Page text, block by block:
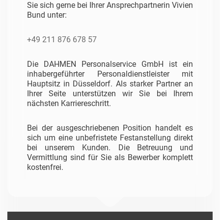
Sie sich gerne bei Ihrer Ansprechpartnerin Vivien
Bund unter:
+49 211 876 678 57
Die DAHMEN Personalservice GmbH ist ein
inhabergeführter Personaldienstleister mit
Hauptsitz in Düsseldorf. Als starker Partner an
Ihrer Seite unterstützen wir Sie bei Ihrem
nächsten Karriereschritt.
Bei der ausgeschriebenen Position handelt es
sich um eine unbefristete Festanstellung direkt
bei unserem Kunden. Die Betreuung und
Vermittlung sind für Sie als Bewerber komplett
kostenfrei.